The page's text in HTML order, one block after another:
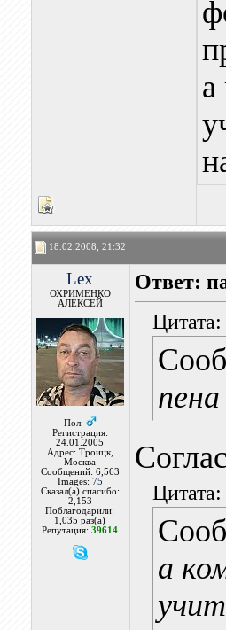
а
18.02.2008, 21:32
Lex
ОХРИМЕНКО
АЛЕКСЕЙ
Пол:
Регистрация:
24.01.2005
Адрес: Троицк,
Москва
Сообщений: 6,563
Images: 75
Сказал(а) спасибо:
2,153
Поблагодарили:
1,035 раз(а)
Репутация:39614
Ответ:
Цитата:
Цитата:
а